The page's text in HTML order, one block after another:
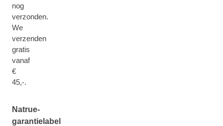
nog
verzonden.
We
verzenden
gratis
vanaf
€
45,-.
Natrue-
garantielabel